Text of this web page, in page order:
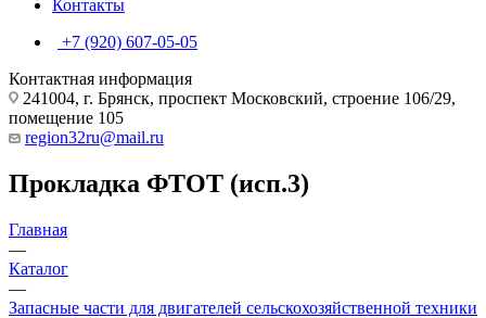
Контакты
+7 (920) 607-05-05
Контактная информация
241004, г. Брянск, проспект Московский, строение 106/29,
помещение 105
region32ru@mail.ru
Прокладка ФТОТ (исп.3)
Главная
—
Каталог
—
Запасные части для двигателей сельскохозяйственной техники